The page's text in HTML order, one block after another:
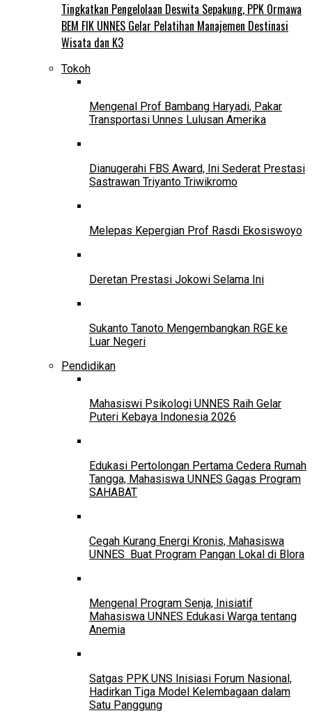
Tingkatkan Pengelolaan Deswita Sepakung, PPK Ormawa
BEM FIK UNNES Gelar Pelatihan Manajemen Destinasi
Wisata dan K3
Tokoh
Mengenal Prof Bambang Haryadi, Pakar
Transportasi Unnes Lulusan Amerika
Dianugerahi FBS Award, Ini Sederat Prestasi
Sastrawan Triyanto Triwikromo
Melepas Kepergian Prof Rasdi Ekosiswoyo
Deretan Prestasi Jokowi Selama Ini
Sukanto Tanoto Mengembangkan RGE ke
Luar Negeri
Pendidikan
Mahasiswi Psikologi UNNES Raih Gelar
Puteri Kebaya Indonesia 2026
Edukasi Pertolongan Pertama Cedera Rumah
Tangga, Mahasiswa UNNES Gagas Program
SAHABAT
Cegah Kurang Energi Kronis, Mahasiswa
UNNES Buat Program Pangan Lokal di Blora
Mengenal Program Senja, Inisiatif
Mahasiswa UNNES Edukasi Warga tentang
Anemia
Satgas PPK UNS Inisiasi Forum Nasional,
Hadirkan Tiga Model Kelembagaan dalam
Satu Panggung